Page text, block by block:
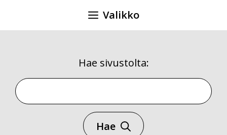
Valikko
Hae sivustolta:
Hae sivustolta
Hae